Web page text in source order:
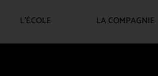
L’ÉCOLE LA COMPAGNIE